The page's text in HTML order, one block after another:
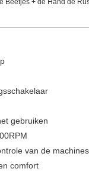
gebruiken
van de
comfort